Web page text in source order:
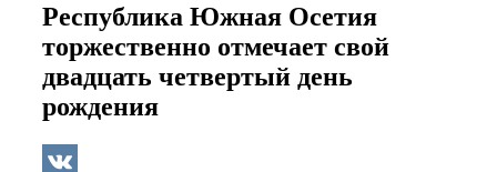
Республика Южная Осетия
торжественно отмечает свой
двадцать четвертый день
рождения